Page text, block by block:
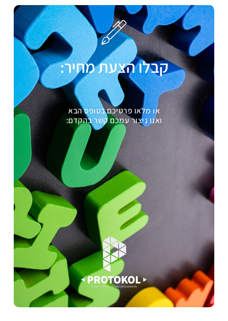
קבלו הצעת מחיר:
או מלאו פרטיכם בטופס הבא
ואנו ניצור עמכם קשר בהקדם: